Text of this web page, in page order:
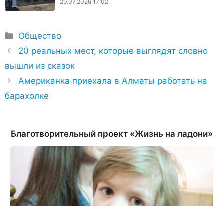
Рубрики
Общество
20 реальных мест, которые выглядят словно
вышли из сказок
Американка приехала в Алматы работать на
барахолке
Благотворительный проект «Жизнь на ладони»